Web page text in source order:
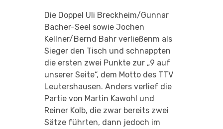
Die Doppel Uli Breckheim/Gunnar
Bacher-Seel sowie Jochen
Kellner/Bernd Bahr verließenm als
Sieger den Tisch und schnappten
die ersten zwei Punkte zur „9 auf
unserer Seite“, dem Motto des TTV
Leutershausen. Anders verlief die
Partie von Martin Kawohl und
Reiner Kolb, die zwar bereits zwei
Sätze führten, dann jedoch im